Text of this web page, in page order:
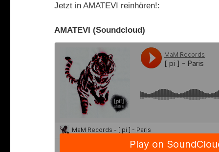
Jetzt in AMATEVI reinhören!:
AMATEVI (Soundcloud)